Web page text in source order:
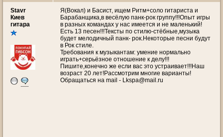
Stavr
Киев
гитара
Я(Вокал) и Басист, ищем Ритм+соло гитариста и
Барабанщика,в весёлую панк-рок группу!!!Опыт игры
в разных командах у нас имеется и не маленький!
Есть 13 песен!!!Тексты по стилю-стёбные,музыка
будет мелодичный панк- рок.Некоторые песни будут
в Рок стиле.
Требования к музыкантам: умение нормально
играть+серьёзное отношение к делу!!!
Пишите,конечно же если вас это устраивает!!!Наш
возраст 20 лет!Рассмотрим многие варианты!
Обращаться на mail - Lkspa@mail.ru